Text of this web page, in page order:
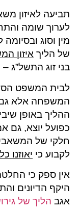
תביעה לאיזון
לערוך שומה
מין וסוג ובסיומה
של הליך איזון
בני זוג התשל”ג – 1973.
לבית המשפט
המשפחה אלא גם
ההליך באופן
כפועל יוצא, גם
חלקי של
לקבוע כי יאוזנו
אין ספק כי
היקף הדיונים
אגב הליך של